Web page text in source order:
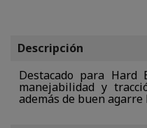
Descripción
Destacado para Hard
manejabilidad y
además de buen